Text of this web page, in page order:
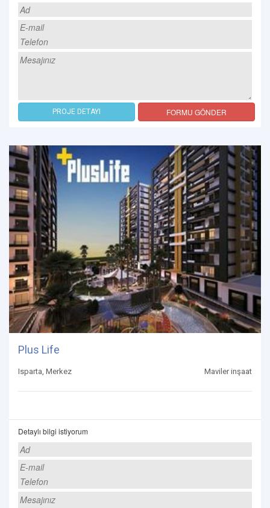
PROJE DETAYI FORMU GÖNDER
Plus Life
Isparta, Merkez Maviler inşaat
Detaylı bilgi istiyorum